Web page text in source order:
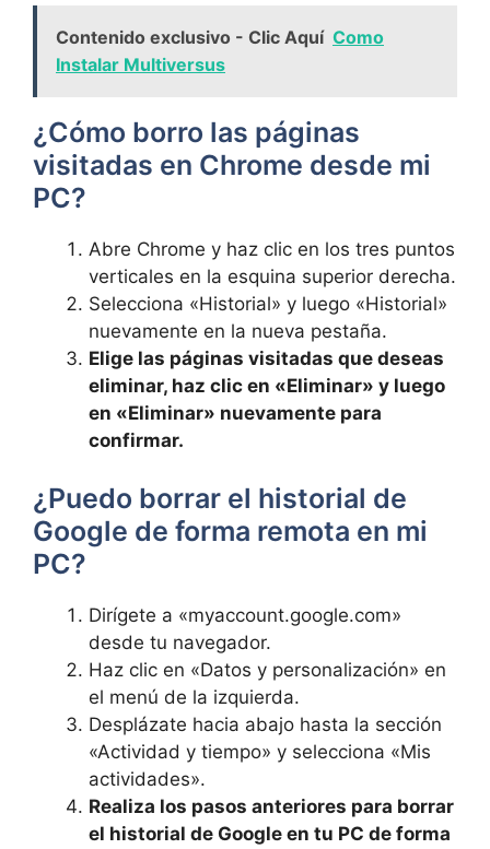
Contenido exclusivo - Clic Aquí Como
Instalar Multiversus
¿Cómo borro las páginas
visitadas en Chrome desde mi
PC?
Abre Chrome y haz clic en los tres puntos
verticales en la esquina superior derecha.
Selecciona «Historial» y luego «Historial»
nuevamente en la nueva pestaña.
Elige las páginas visitadas que deseas
eliminar, haz clic en «Eliminar» y luego
en «Eliminar» nuevamente para
confirmar.
¿Puedo borrar el historial de
Google de forma remota en mi
PC?
Dirígete a «myaccount.google.com»
desde tu navegador.
Haz clic en «Datos y personalización» en
el menú de la izquierda.
Desplázate hacia abajo hasta la sección
«Actividad y tiempo» y selecciona «Mis
actividades».
Realiza los pasos anteriores para borrar
el historial de Google en tu PC de forma